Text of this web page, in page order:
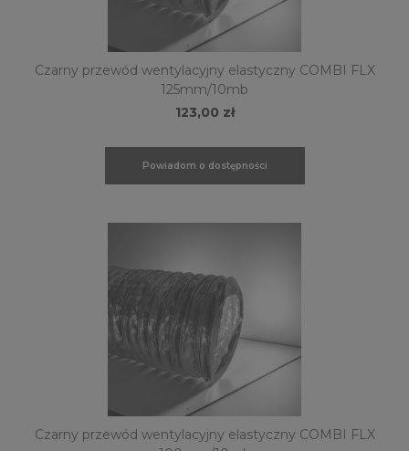
Czarny przewód wentylacyjny elastyczny COMBI FLX
125mm/10mb
123,00 zł
Powiadom o dostępności
Czarny przewód wentylacyjny elastyczny COMBI FLX